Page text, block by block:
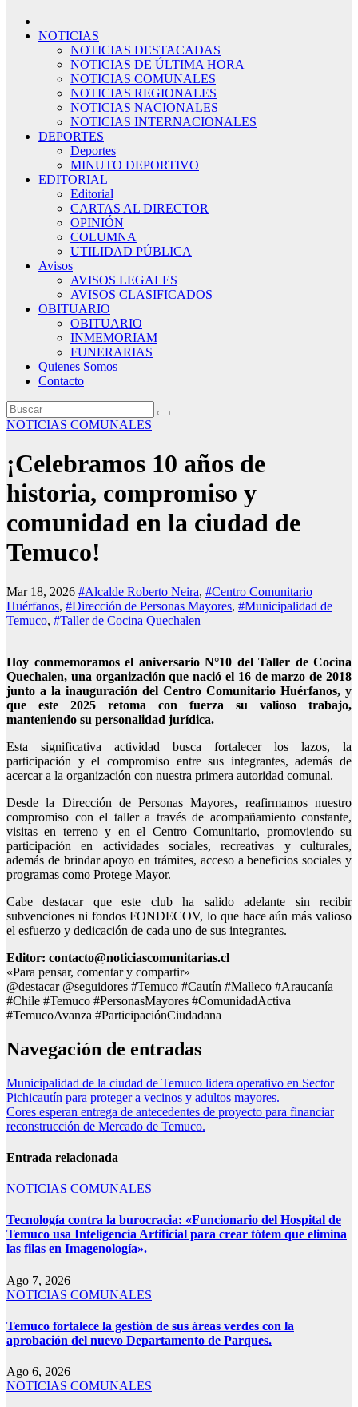
NOTICIAS
NOTICIAS DESTACADAS
NOTICIAS DE ÚLTIMA HORA
NOTICIAS COMUNALES
NOTICIAS REGIONALES
NOTICIAS NACIONALES
NOTICIAS INTERNACIONALES
DEPORTES
Deportes
MINUTO DEPORTIVO
EDITORIAL
Editorial
CARTAS AL DIRECTOR
OPINIÓN
COLUMNA
UTILIDAD PÚBLICA
Avisos
AVISOS LEGALES
AVISOS CLASIFICADOS
OBITUARIO
OBITUARIO
INMEMORIAM
FUNERARIAS
Quienes Somos
Contacto
NOTICIAS COMUNALES
¡Celebramos 10 años de
historia, compromiso y
comunidad en la ciudad de
Temuco!
Mar 18, 2026 #Alcalde Roberto Neira, #Centro Comunitario
Huérfanos, #Dirección de Personas Mayores, #Municipalidad de
Temuco, #Taller de Cocina Quechalen
Hoy conmemoramos el aniversario N°10 del Taller de Cocina
Quechalen, una organización que nació el 16 de marzo de 2018
junto a la inauguración del Centro Comunitario Huérfanos, y
que este 2025 retoma con fuerza su valioso trabajo,
manteniendo su personalidad jurídica.
Esta significativa actividad busca fortalecer los lazos, la
participación y el compromiso entre sus integrantes, además de
acercar a la organización con nuestra primera autoridad comunal.
Desde la Dirección de Personas Mayores, reafirmamos nuestro
compromiso con el taller a través de acompañamiento constante,
visitas en terreno y en el Centro Comunitario, promoviendo su
participación en actividades sociales, recreativas y culturales,
además de brindar apoyo en trámites, acceso a beneficios sociales y
programas como Protege Mayor.
Cabe destacar que este club ha salido adelante sin recibir
subvenciones ni fondos FONDECOV, lo que hace aún más valioso
el esfuerzo y dedicación de cada uno de sus integrantes.
Editor: contacto@noticiascomunitarias.cl
«Para pensar, comentar y compartir»
@destacar @seguidores #Temuco #Cautín #Malleco #Araucanía
#Chile #Temuco #PersonasMayores #ComunidadActiva
#TemucoAvanza #ParticipaciónCiudadana
Navegación de entradas
Municipalidad de la ciudad de Temuco lidera operativo en Sector
Pichicautín para proteger a vecinos y adultos mayores.
Cores esperan entrega de antecedentes de proyecto para financiar
reconstrucción de Mercado de Temuco.
Entrada relacionada
NOTICIAS COMUNALES
Tecnología contra la burocracia: «Funcionario del Hospital de
Temuco usa Inteligencia Artificial para crear tótem que elimina
las filas en Imagenología».
Ago 7, 2026
NOTICIAS COMUNALES
Temuco fortalece la gestión de sus áreas verdes con la
aprobación del nuevo Departamento de Parques.
Ago 6, 2026
NOTICIAS COMUNALES